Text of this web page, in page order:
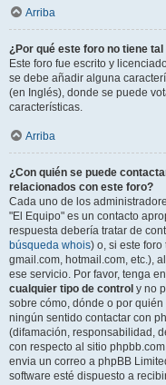
Arriba
¿Por qué este foro no tiene
Este foro fue escrito y
se debe añadir alguna
(en Inglés), donde se puede
características.
Arriba
¿Con quién se puede
relacionados con este foro?
Cada uno de los
"El Equipo" es un contacto
respuesta debería tratar de
búsqueda whois) o, si este
gmail.com, hotmail.com, etc.),
ese servicio. Por favor, tenga
cualquier tipo de control y no
sobre cómo, dónde o por
ningún sentido contactar con
(difamación, responsabilidad,
con respecto al sitio
envia un correo a phpBB
software esté dispuesto a